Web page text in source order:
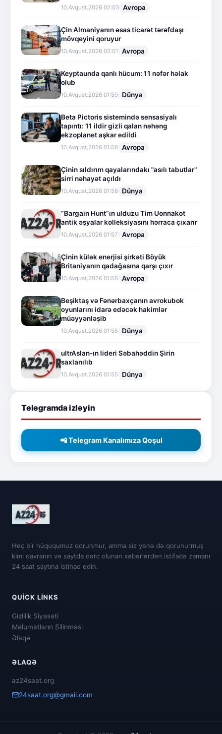
10.Avqust.2026 02:03 Avropa
Çin Almaniyanın əsas ticarət tərəfdaşı
mövqeyini qoruyur
10.Avqust.2026 02:01 Avropa
Keyptaunda qanlı hücum: 11 nəfər həlak
olub
10.Avqust.2026 01:59 Dünya
Beta Pictoris sistemində sensasiyalı
tapıntı: 11 ildir gizli qalan nəhəng
ekzoplanet aşkar edildi
10.Avqust.2026 01:58 Avropa
Çinin sıldırım qayalarındakı "asılı tabutlar"
sirri nəhayət açıldı
10.Avqust.2026 01:58 Dünya
“Bargain Hunt”ın ulduzu Tim Uonnakot
antik əşyalar kolleksiyasını hərraca çıxarır
10.Avqust.2026 01:57 Avropa
Çinin külək enerjisi şirkəti Böyük
Britaniyanın qadağasına qarşı çıxır
10.Avqust.2026 01:56 Avropa
Beşiktaş və Fənərbaxçanın avrokubok
oyunlarını idarə edəcək hakimlər
müəyyənləşib
10.Avqust.2026 01:55 Dünya
ultrAslan-ın lideri Səbahəddin Şirin
saxlanılıb
10.Avqust.2026 01:55 Dünya
Telegramda izləyin
📲 Telegram Kanalımıza Qoşul
Heç bir hüququmuz qorunmur, amma siz yenə də qorunurmuş
kimi davranın və saytda dərc olunan xəbərlərdən istifadə zamanı
24 saat saytına istinad edin.
QUICK LINKS
Gizlilik Siyasəti
Məlumatların Silinməsi
Əlaqə
ƏLAQƏ
az24saat.org
24saat.org@gmail.com